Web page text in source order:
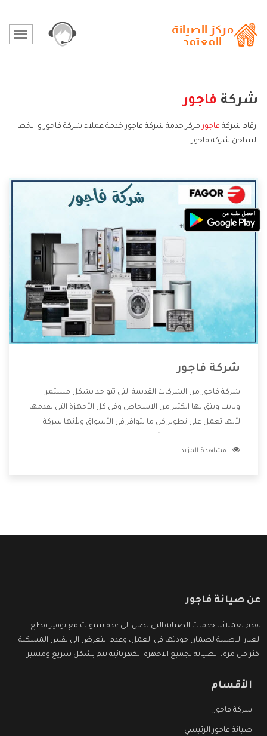
شركة فاجور
ارقام شركة فاجور مركز خدمة شركة فاجور خدمة عملاء شركة فاجور و الخط
الساخن شركة فاجور.
شركة فاجور
شركة فاجور من الشركات القديمة التى تتواجد بشكل مستمر
وثابت ويثق بها الكثير من الاشخاص وفى كل الأجهزة التى تقدمها
لأنها تعمل على تطوير كل ما يتوافر فى الأسواق ولأنها شركة
وتقدم للعملاء أقوى العروض والخصومات التى تسهل على
مشاهدة المزيد
عن صيانة فاجور
نقدم لعملائنا خدمات الصيانة التى تصل الى عدة سنوات مع توفير قطع
الغيار الاصلية لضمان جودتها فى العمل، وعدم التعرض الى نفس المشكلة
اكثر من مرة، الصيانة لجميع الاجهزة الكهربائية تتم بشكل سريع ومتميز.
الأقسام
شركة فاجور
صيانة فاجور الرئيسي